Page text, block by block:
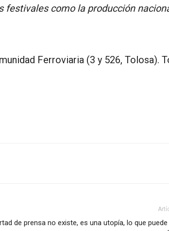
festivales como la producción
Ferroviaria (3 y 526, Tolosa).
de prensa no existe, es una utopía, lo que